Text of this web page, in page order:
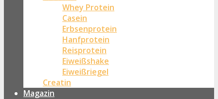
Whey Protein
Casein
Erbsenprotein
Hanfprotein
Reisprotein
Eiweißshake
Eiweißriegel
Creatin
Magazin